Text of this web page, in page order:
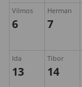
Vilmos
6
Herman
7
Ida
13
Tibor
14